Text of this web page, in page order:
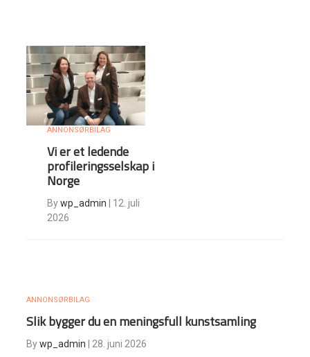
ANNONSØRBILAG
Vi er et ledende
profileringsselskap i
Norge
Bywp_admin
12. juli
2026
ANNONSØRBILAG
Slik bygger du en meningsfull kunstsamling
Bywp_admin 28. juni 2026